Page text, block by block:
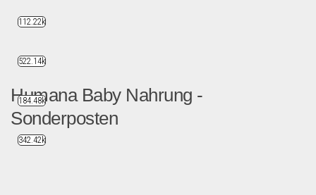
Humana Baby Nahrung -
Sonderposten
HUMANA BABYNAHRUNG SONDERPO...
112.22k
522.14k
184.48k
342.42k